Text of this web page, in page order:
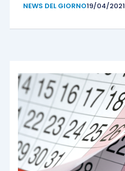
NEWS DEL GIORNO19/04/2021